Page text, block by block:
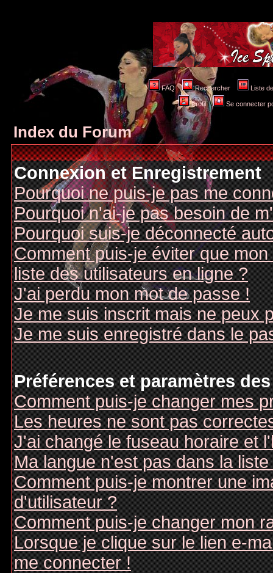
FAQ Rechercher Liste
Profil Se connecter
Index du Forum
Connexion et Enregistrement
Pourquoi ne puis-je pas me
Pourquoi n'ai-je pas besoin de
Pourquoi suis-je déconnecté
Comment puis-je éviter que
liste des utilisateurs en ligne ?
J'ai perdu mon mot de passe !
Je me suis inscrit mais ne peux
Je me suis enregistré dans le
Préférences et paramètres
Comment puis-je changer mes
Les heures ne sont pas
J'ai changé le fuseau horaire et
Ma langue n'est pas dans la liste
Comment puis-je montrer une
d'utilisateur ?
Comment puis-je changer mon
Lorsque je clique sur le lien e-
me connecter !